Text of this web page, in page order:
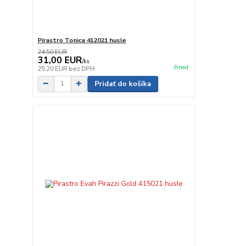
Pirastro Tonica 412021 husle
24,50 EUR
31,00 EUR/ks
25,20 EUR bez DPH ihneď
Pridať do košíka